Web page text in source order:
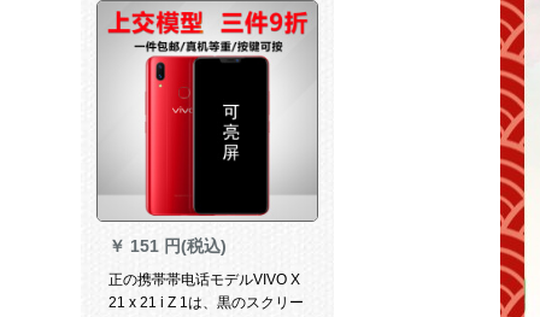
￥ 151 円(税込)
正の携帯帯电话モデルVIVO X
21 x 21 i Z 1は、黒のスクリー